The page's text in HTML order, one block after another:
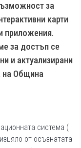
за
карти
приложения.
за достъп се
и актуализирани
на Община
система (
от осъзнатата